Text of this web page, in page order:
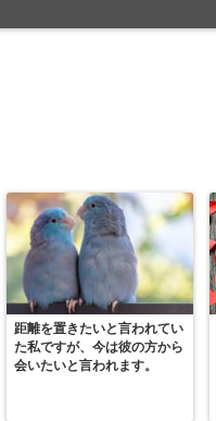
距離を置きたいと言われてい
た私ですが、今は彼の方から
会いたいと言われます。